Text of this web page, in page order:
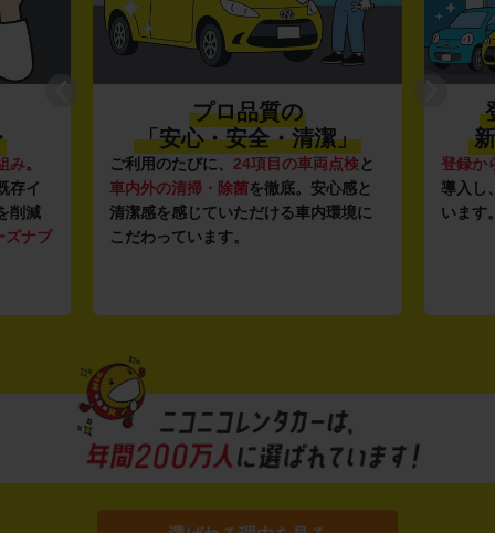
み。
存イ
削減
ズナブ
プロ品質の
「安心・安全・清潔」
ご利用のたびに、 24項目の車両点検と
車内外の清掃・除菌を徹底。安心感と
清潔感を感じていただける車内環境に
こだわっています。
登録か
導入し
います